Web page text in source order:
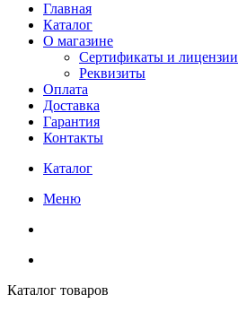
Главная
Каталог
О магазине
Сертификаты и лицензии
Реквизиты
Оплата
Доставка
Гарантия
Контакты
Каталог
Меню
Каталог товаров